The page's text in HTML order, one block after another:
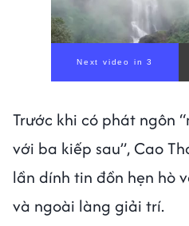
Next video in 1
Trước khi có phát ngôn
với ba kiếp sau”, Cao
lần dính tin đồn hẹn hò
và ngoài làng giải trí.